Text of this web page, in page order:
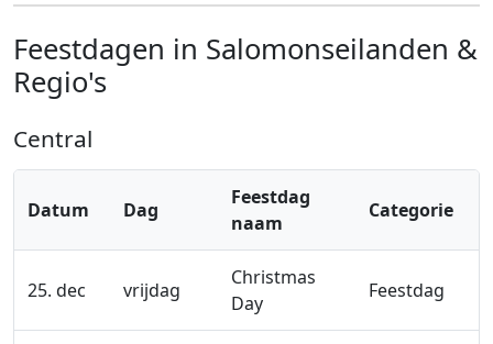
Feestdagen in Salomonseilanden &
Regio's
Central
Datum Dag
Feestdag
naam
Categorie
25. dec vrijdag
Christmas
Day
Feestdag